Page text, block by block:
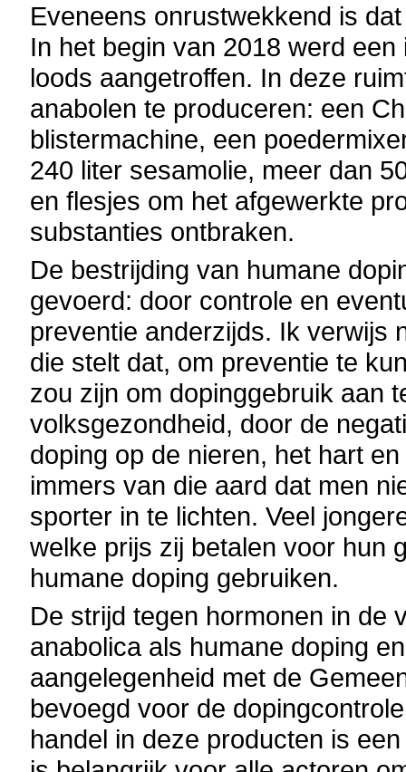
Eveneens onrustwekkend is
In het begin van 2018 werd
loods aangetroffen. In deze
anabolen te produceren: een
blistermachine, een
240 liter sesamolie, meer dan
en flesjes om het afgewerkte
substanties ontbraken.
De bestrijding van humane
gevoerd: door controle en
preventie anderzijds. Ik verwijs
die stelt dat, om preventie te
zou zijn om dopinggebruik aan
volksgezondheid, door de
doping op de nieren, het hart
immers van die aard dat men
sporter in te lichten. Veel
welke prijs zij betalen voor hun
humane doping gebruiken.
De strijd tegen hormonen in de
anabolica als humane doping
aangelegenheid met de
bevoegd voor de
handel in deze producten is